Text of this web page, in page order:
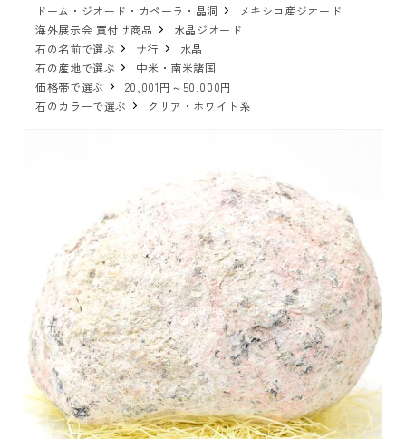
ドーム・ジオード・カペーラ・晶洞
メキシコ産ジオード
海外展示会 買付け商品
水晶ジオード
石の名前で選ぶ
サ行
水晶
石の産地で選ぶ
中米・南米諸国
価格帯で選ぶ
20,001円～50,000円
石のカラーで選ぶ
クリア・ホワイト系